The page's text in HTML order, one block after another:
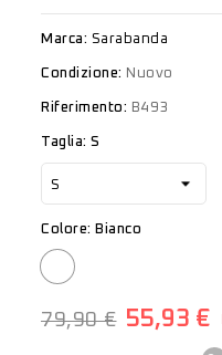
Marca: Sarabanda
Condizione: Nuovo
Riferimento: B493
Taglia: S
Colore: Bianco
Bianco
79,90 € 55,93 €